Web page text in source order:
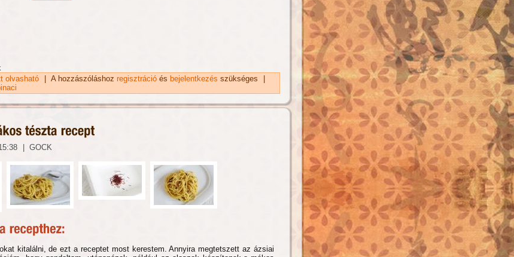
olvasható
Mákvirág tésztasaláta recept tartalommal kapcsolatosan
A hozzászóláshoz regisztráció és bejelentkezés szükséges
| GOCK
kitalálni, de ezt a receptet most kerestem. Annyira megtetszett az ázsiai